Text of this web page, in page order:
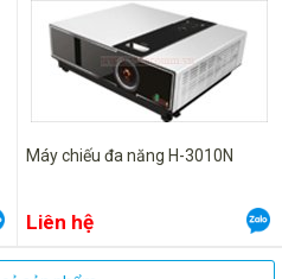
Máy chiếu đa năng H-3010N
Liên hệ